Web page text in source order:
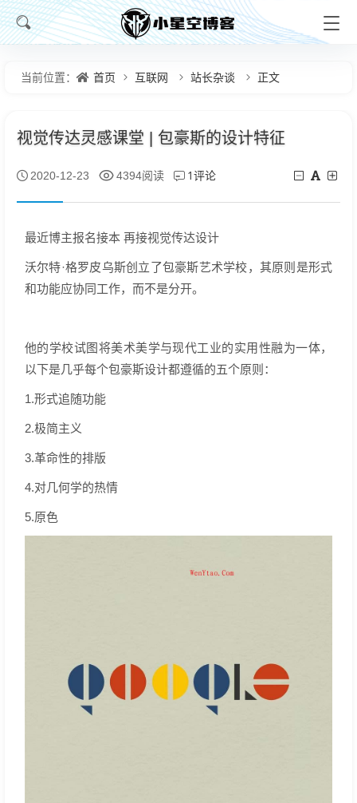
当前位置： 首页 互联网 站长杂谈 正文
视觉传达灵感课堂 | 包豪斯的设计特征
2020-12-23 4394阅读 1评论
最近博主报名接本 再接视觉传达设计
沃尔特·格罗皮乌斯创立了包豪斯艺术学校，其原则是形式
和功能应协同工作，而不是分开。
他的学校试图将美术美学与现代工业的实用性融为一体，
以下是几乎每个包豪斯设计都遵循的五个原则：
1.形式追随功能
2.极简主义
3.革命性的排版
4.对几何学的热情
5.原色